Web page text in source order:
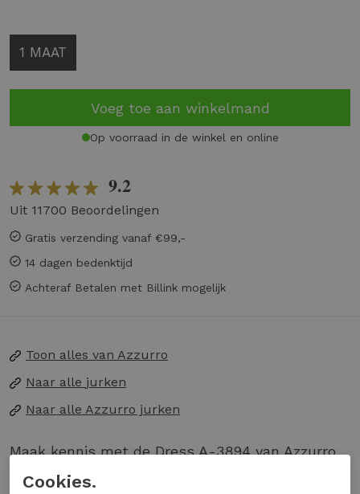
1 MAAT
Voeg toe aan winkelmand
Op voorraad in de winkel en online
9.2
Uit 11700 Beoordelingen
Gratis verzending vanaf €99,-
14 dagen bedenktijd
Achteraf Betalen met Billink mogelijk
Toon alles van Azzurro
Naar alle jurken
Naar alle Azzurro jurken
Maak kennis met de Dress A-3894 van Azzurro,
een opvallende keuze in een levendige fuchsia
Cookies.